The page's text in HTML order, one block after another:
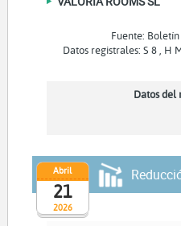
Fuente:
Datos registrales: S 8 , H
Datos del
2026
Abril
21